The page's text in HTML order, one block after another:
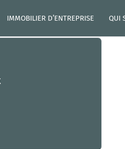
IMMOBILIER D’ENTREPRISE QUI